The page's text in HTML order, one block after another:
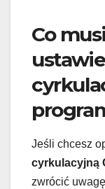
Co
Jeśli chcesz
cyrkulacyjną
zwrócić